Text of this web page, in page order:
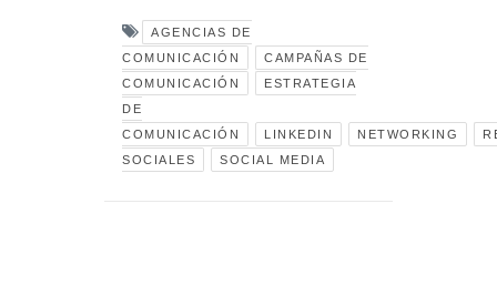
AGENCIAS DE
COMUNICACIÓN
CAMPAÑAS DE
COMUNICACIÓN
ESTRATEGIA
DE
COMUNICACIÓN
LINKEDIN NETWORKING
SOCIALES
SOCIAL MEDIA